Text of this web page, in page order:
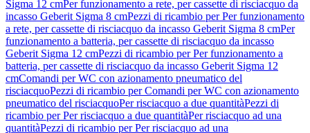
Sigma 12 cmPer funzionamento a rete, per cassette di risciacquo da
incasso Geberit Sigma 8 cmPezzi di ricambio per Per funzionamento
a rete, per cassette di risciacquo da incasso Geberit Sigma 8 cmPer
funzionamento a batteria, per cassette di risciacquo da incasso
Geberit Sigma 12 cmPezzi di ricambio per Per funzionamento a
batteria, per cassette di risciacquo da incasso Geberit Sigma 12
cmComandi per WC con azionamento pneumatico del
risciacquoPezzi di ricambio per Comandi per WC con azionamento
pneumatico del risciacquoPer risciacquo a due quantitàPezzi di
ricambio per Per risciacquo a due quantitàPer risciacquo ad una
quantitàPezzi di ricambio per Per risciacquo ad una